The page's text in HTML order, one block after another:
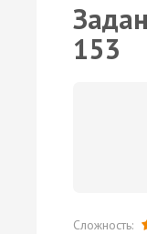
153
Сложность: